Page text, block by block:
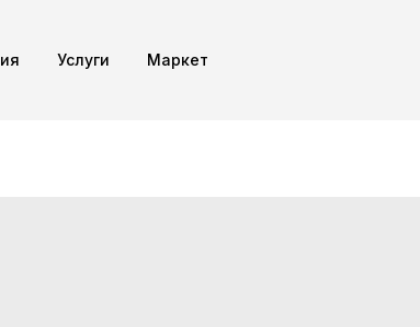
Услуги Маркет